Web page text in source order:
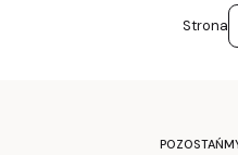
Strona